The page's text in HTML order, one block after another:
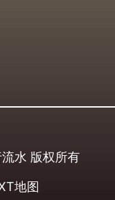
水 版权所有
地图